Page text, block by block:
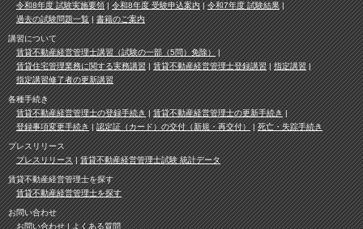
令和8年度 試験実施要領
令和8年度 受験申込案内
令和7年度 試験結果
過去の試験問題一覧
書籍のご案内
講習について
賃貸不動産経営管理士講習（試験の一部（5問）免除）
賃貸住宅管理業務に関する実務講習
賃貸不動産経営管理士登録講習
指定講習
指定講習修了者の更新講習
各種手続き
賃貸不動産経営管理士の登録手続き
賃貸不動産経営管理士の更新手続き
登録事項変更手続き
認定証（カード）の交付（新規・再交付） 死亡・失踪手続き
プレスリリース
プレスリリース
賃貸不動産経営管理士試験 統計データ
賃貸不動産経営管理士を探す
賃貸不動産経営管理士を探す
お問い合わせ
お問い合わせ
よくある質問